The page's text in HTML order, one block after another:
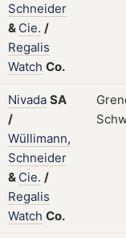
Schneider
& Cie. /
Regalis
Watch Co.
Nivada SA
/
Wüllimann,
Schneider
& Cie. /
Regalis
Watch Co.